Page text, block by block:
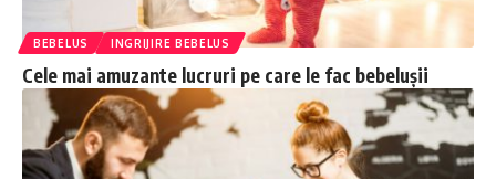
BEBELUS INGRIJIRE BEBELUS
Cele mai amuzante lucruri pe care le fac bebelușii